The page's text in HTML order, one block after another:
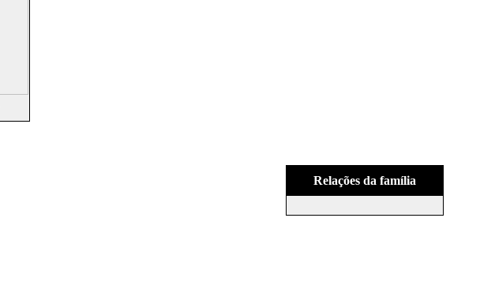
Relações da família